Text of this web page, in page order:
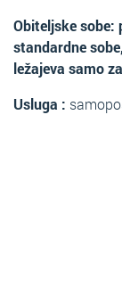
Obiteljske sobe:
standardne
ležajeva samo
Usluga :